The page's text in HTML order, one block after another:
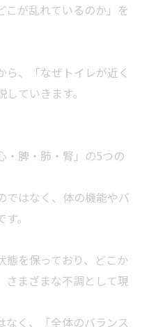
こが乱れているのか」を
、「なぜトイレが近く
ていきます。
・脾・肺・腎」の5つの
ではなく、体の機能やバ
。
態を保っており、どこか
さまざまな不調として現
なく、「全体のバランス